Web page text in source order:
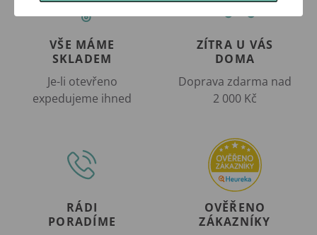
VŠE MÁME
SKLADEM
Je-li otevřeno
expedujeme ihned
ZÍTRA U VÁS
DOMA
Doprava zdarma nad
2 000 Kč
RÁDI
PORADÍME
OVĚŘENO
ZÁKAZNÍKY